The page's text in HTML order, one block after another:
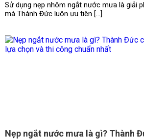
Sử dụng nẹp nhôm ngắt nước mưa là giải
mà Thành Đức luôn ưu tiên […]
Nẹp ngắt nước mưa là gì? Thành